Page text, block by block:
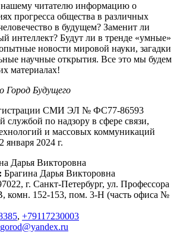
читателю информацию о
прогресса общества в различных
в будущем? Заменит ли
интеллект? Будут ли в тренде «умные»
новости мировой науки, загадки
научные открытия. Все это мы будем
материалах!
Город Будущего
СМИ ЭЛ № ФС77-86593
службой по надзору в сфере связи,
и массовых коммуникаций
января 2024 г.
Дарья Викторовна
Брагина Дарья Викторовна
г. Санкт-Петербург, ул. Профессора
комн. 152-153, пом. 3-Н (часть офиса №
, +79117230003